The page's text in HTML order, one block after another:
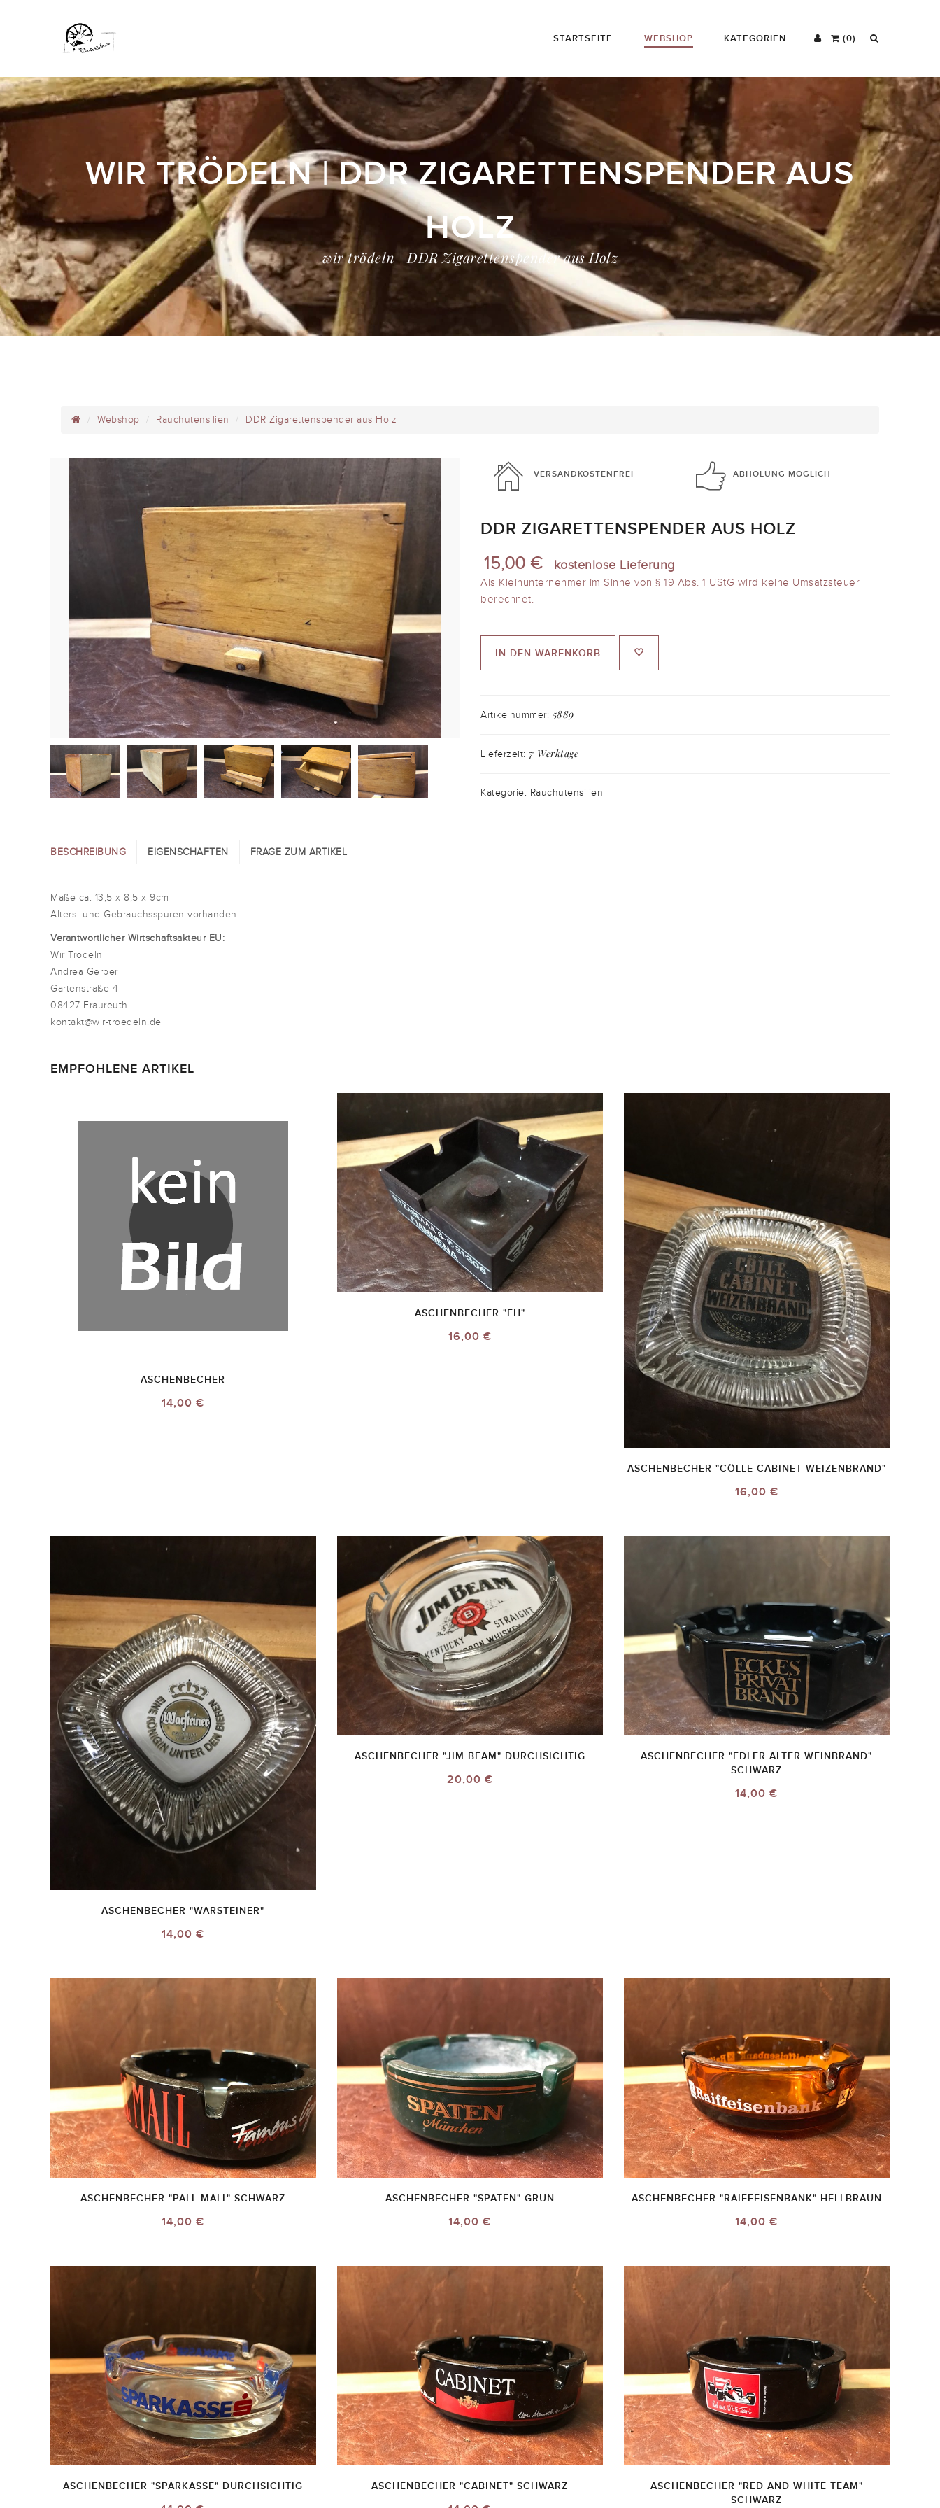
(0)
STARTSEITE WEBSHOP KATEGORIEN
WIR TRÖDELN | DDR ZIGARETTENSPENDER AUS
HOLZ
wir trödeln | DDR Zigarettenspender aus Holz
Webshop Rauchutensilien DDR Zigarettenspender aus Holz
VERSANDKOSTENFREI ABHOLUNG MÖGLICH
DDR ZIGARETTENSPENDER AUS HOLZ
15,00 € kostenlose Lieferung
Als Kleinunternehmer im Sinne von § 19 Abs. 1 UStG wird keine Umsatzsteuer
berechnet.
IN DEN WARENKORB
Artikelnummer: 5889
Lieferzeit: 7 Werktage
Kategorie: Rauchutensilien
BESCHREIBUNG EIGENSCHAFTEN FRAGE ZUM ARTIKEL
Maße ca. 13,5 x 8,5 x 9cm
Alters- und Gebrauchsspuren vorhanden
Verantwortlicher Wirtschaftsakteur EU:
Wir Trödeln
Andrea Gerber
Gartenstraße 4
08427 Fraureuth
kontakt@wir-troedeln.de
EMPFOHLENE ARTIKEL
ASCHENBECHER
14,00 €
ASCHENBECHER "EH"
16,00 €
ASCHENBECHER "CÖLLE CABINET WEIZENBRAND"
16,00 €
ASCHENBECHER "WARSTEINER"
14,00 €
ASCHENBECHER "JIM BEAM" DURCHSICHTIG
20,00 €
ASCHENBECHER "EDLER ALTER WEINBRAND"
SCHWARZ
14,00 €
ASCHENBECHER "PALL MALL" SCHWARZ
14,00 €
ASCHENBECHER "SPATEN" GRÜN
14,00 €
ASCHENBECHER "RAIFFEISENBANK" HELLBRAUN
14,00 €
ASCHENBECHER "SPARKASSE" DURCHSICHTIG ASCHENBECHER "CABINET" SCHWARZ
ASCHENBECHER "RED AND WHITE TEAM"
SCHWARZ